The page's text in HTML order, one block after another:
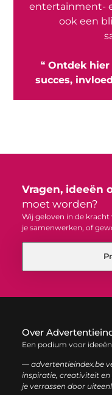
entertainment-
ook een
❝ Ontdek hier
succes,
Vragen, ideeën
moet worden?
Wij geloven in de kracht
je samenwerken, of
Over
Een podium voor
— advertentieindex.be
inspiratie, creativiteit
je verrassen door